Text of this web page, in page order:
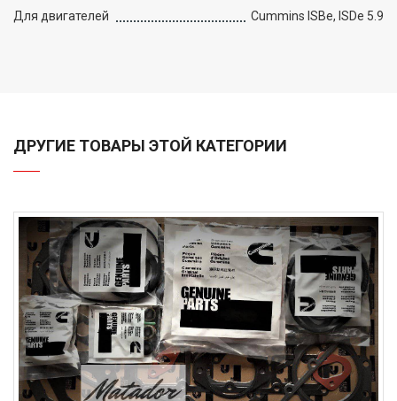
Для двигателей
Cummins ISBe, ISDe 5.9
ДРУГИЕ ТОВАРЫ ЭТОЙ КАТЕГОРИИ